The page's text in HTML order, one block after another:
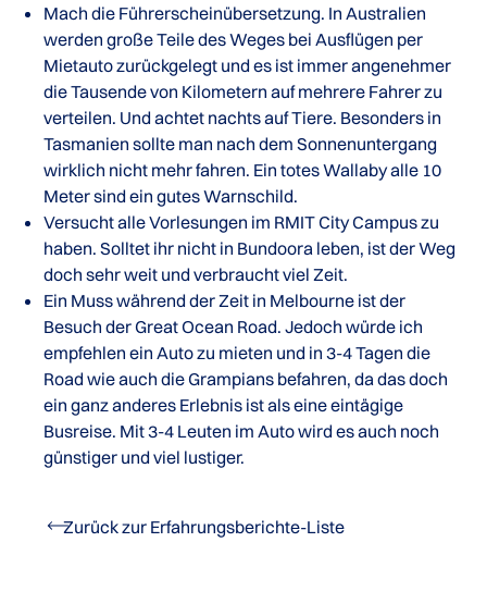
Mach die Führerscheinübersetzung. In Australien
werden große Teile des Weges bei Ausflügen per
Mietauto zurückgelegt und es ist immer angenehmer
die Tausende von Kilometern auf mehrere Fahrer zu
verteilen. Und achtet nachts auf Tiere. Besonders in
Tasmanien sollte man nach dem Sonnenuntergang
wirklich nicht mehr fahren. Ein totes Wallaby alle 10
Meter sind ein gutes Warnschild.
Versucht alle Vorlesungen im RMIT City Campus zu
haben. Solltet ihr nicht in Bundoora leben, ist der Weg
doch sehr weit und verbraucht viel Zeit.
Ein Muss während der Zeit in Melbourne ist der
Besuch der Great Ocean Road. Jedoch würde ich
empfehlen ein Auto zu mieten und in 3-4 Tagen die
Road wie auch die Grampians befahren, da das doch
ein ganz anderes Erlebnis ist als eine eintägige
Busreise. Mit 3-4 Leuten im Auto wird es auch noch
günstiger und viel lustiger.
Zurück zur Erfahrungsberichte-Liste